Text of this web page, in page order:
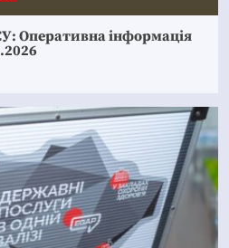
Оперативна інформація